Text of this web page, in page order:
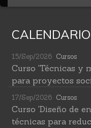
15/Sep/2026 Cursos
Curso 'Técnicas y
para proyectos
17/Sep/2026 Cursos
Curso 'Diseño de
técnicas para